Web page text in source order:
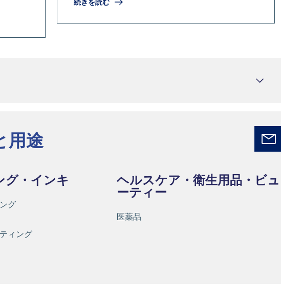
続きを読む
用途
グ・インキ
グ
ィング
ヘルスケア・衛生用品・ビュ
ーティー
医薬品